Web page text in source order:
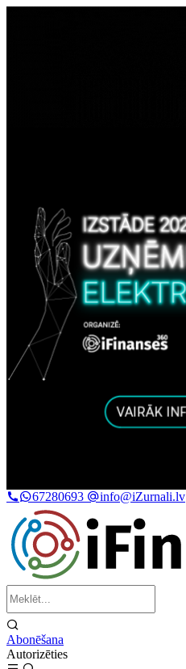
67280693 info@iZurnali.lv
Abonēšana
Autorizēties